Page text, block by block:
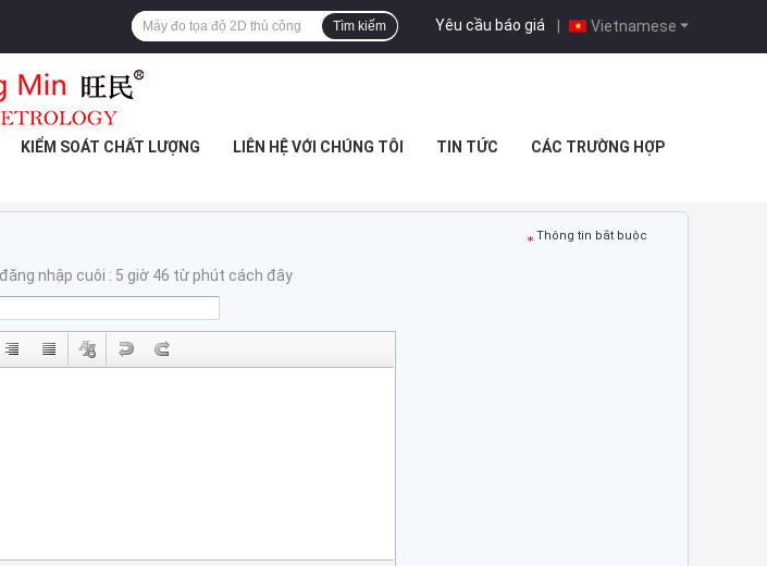
Vietnamese
Yêu cầu báo giá |
Tìm kiếm
KIỂM SOÁT CHẤT LƯỢNG LIÊN HỆ VỚI CHÚNG TÔI TIN TỨC CÁC TRƯỜNG HỢP
Thông tin bắt buộc
đăng nhập cuôi : 5 giờ 46 từ phút cách đây